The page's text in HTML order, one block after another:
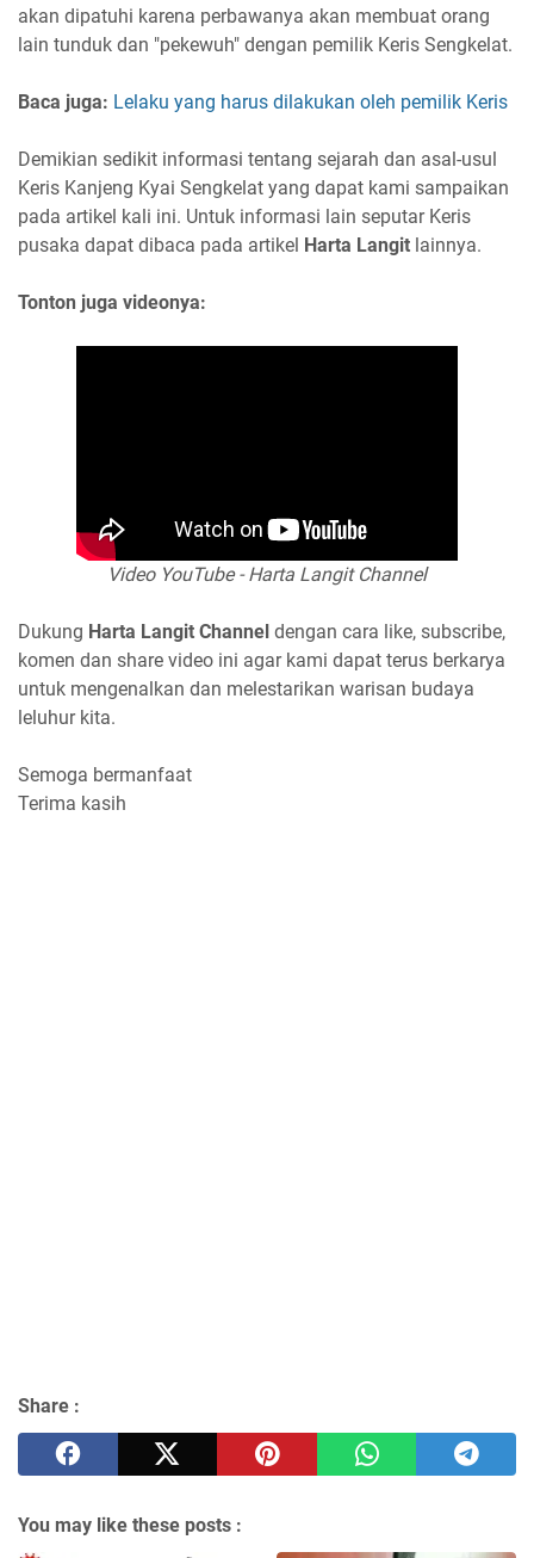
akan dipatuhi karena perbawanya akan membuat orang
lain tunduk dan "pekewuh" dengan pemilik Keris Sengkelat.
Baca juga: Lelaku yang harus dilakukan oleh pemilik Keris
Demikian sedikit informasi tentang sejarah dan asal-usul
Keris Kanjeng Kyai Sengkelat yang dapat kami sampaikan
pada artikel kali ini. Untuk informasi lain seputar Keris
pusaka dapat dibaca pada artikel Harta Langit lainnya.
Tonton juga videonya:
Video YouTube - Harta Langit Channel
Dukung Harta Langit Channel dengan cara like, subscribe,
komen dan share video ini agar kami dapat terus berkarya
untuk mengenalkan dan melestarikan warisan budaya
leluhur kita.
Semoga bermanfaat
Terima kasih
Share :
You may like these posts :